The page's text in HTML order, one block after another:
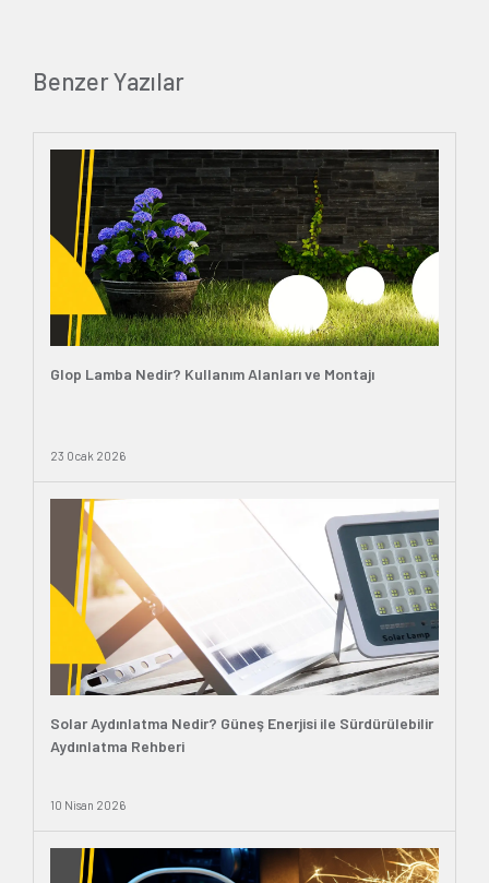
Benzer Yazılar
Glop Lamba Nedir? Kullanım Alanları ve Montajı
23 Ocak 2026
Solar Aydınlatma Nedir? Güneş Enerjisi ile Sürdürülebilir
Aydınlatma Rehberi
10 Nisan 2026